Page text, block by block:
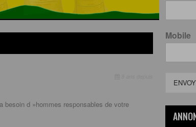
d »hommes responsables de votre
Mobile